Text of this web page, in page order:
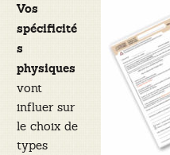
Vos
spécificité
s
physiques
vont
influer sur
le choix de
types